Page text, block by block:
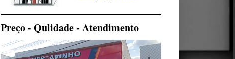
Preço - Qulidade - Atendimento